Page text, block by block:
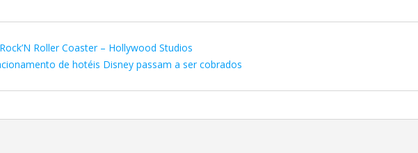
Rock’N Roller Coaster – Hollywood Studios
de hotéis Disney passam a ser cobrados